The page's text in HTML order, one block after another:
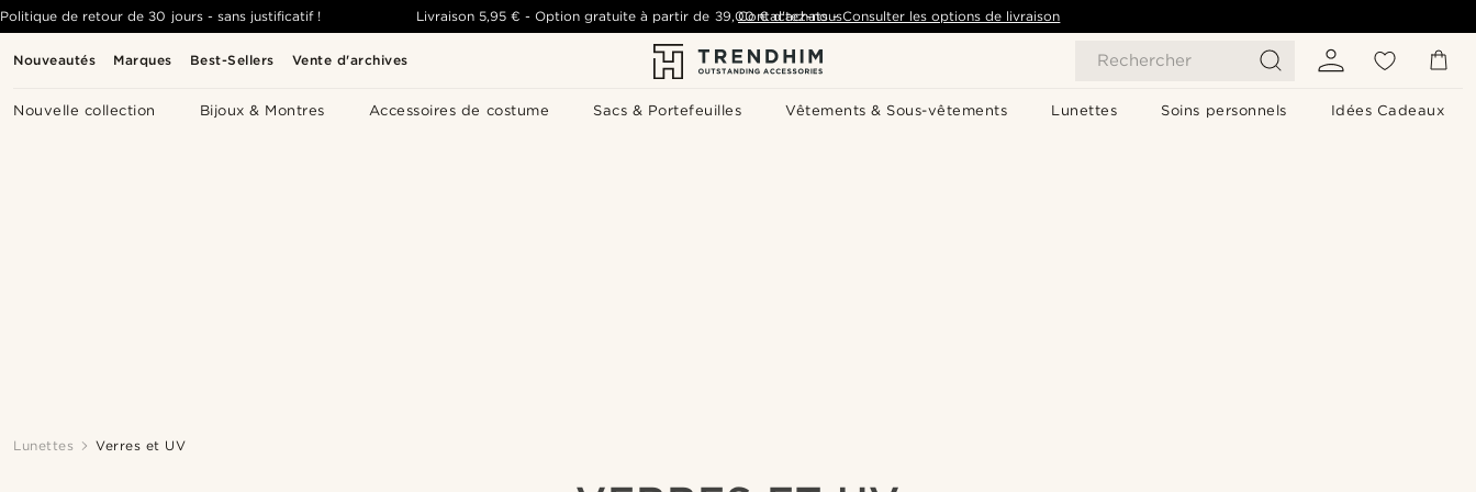
Nouveautés Marques Best-Sellers Vente d'archives Rechercher
Nouvelle collection Bijoux & Montres Accessoires de costume Sacs & Portefeuilles Vêtements & Sous-vêtements Lunettes Soins personnels Idées Cadeaux
Politique de retour de 30 jours - sans justificatif ! Livraison 5,95 € -Option gratuite à partir de 39,00 € d'achats- Consulter les options de livraison
Contactez-nous
Lunettes Verres et UV